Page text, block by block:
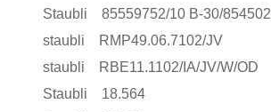
Staubli 85559752/10 B-30/854502
staubli RMP49.06.7102/JV
staubli RBE11.1102/IA/JV/W/OD
Staubli 18.564